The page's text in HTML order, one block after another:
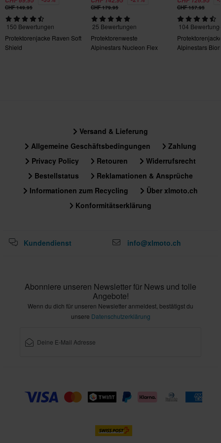
CHF 149.95
150 Bewertungen
Protektorenjacke Raven Soft
Shield
CHF 179.95
25 Bewertungen
Protektorenweste
Alpinestars Nucleon Flex
CHF 157.95
104
Alpinestars
Versand & Lieferung
Allgemeine Geschäftsbedingungen
Zahlung
Privacy Policy
Retouren
Widerrufsrecht
Bestellstatus
Reklamationen & Ansprüche
Informationen zum Recycling
Über xlmoto.ch
Konformitätserklärung
Kundendienst info@xlmoto.ch
Abonniere unseren Newsletter für News und tolle
Angebote!
Wenn du dich für unseren Newsletter anmeldest, bestätigst du
unsere Datenschutzerklärung